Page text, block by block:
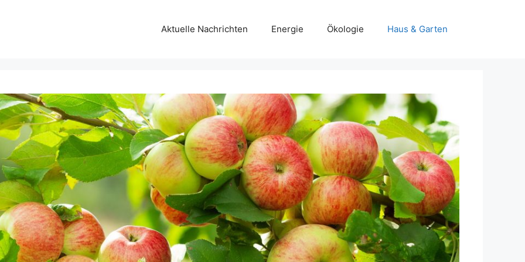
Aktuelle Nachrichten Energie Ökologie Haus & Garten